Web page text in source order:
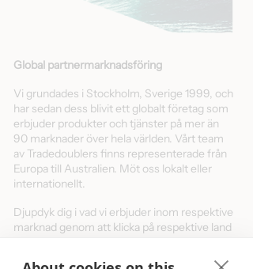
Global partnermarknadsföring
Vi grundades i Stockholm, Sverige 1999, och
har sedan dess blivit ett globalt företag som
erbjuder produkter och tjänster på mer än
90 marknader över hela världen. Vårt team
av Tradedoublers finns representerade från
Europa till Australien. Möt oss lokalt eller
internationellt.
Djupdyk dig i vad vi erbjuder inom respektive
marknad genom att klicka på respektive land